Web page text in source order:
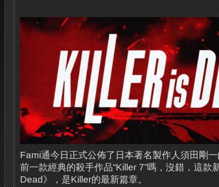
Fami通今日正式公佈了日本著名製作人須田剛
前一款經典的殺手作品“Killer 7”嗎，沒錯，這款
Dead》，是Killer的最新篇章。